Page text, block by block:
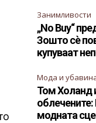
Занимливости
„No Buy“
Зошто сè
купуваат
Мода и
Том Холанд
облечените:
модната